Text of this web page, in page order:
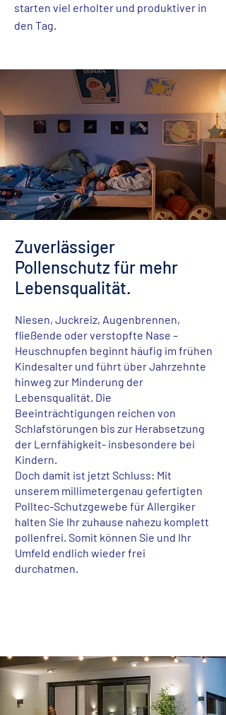
starten viel erholter und produktiver in
den Tag.
Zuverlässiger
Pollenschutz für mehr
Lebensqualität.
Niesen, Juckreiz, Augenbrennen,
fließende oder verstopfte Nase –
Heuschnupfen beginnt häufig im frühen
Kindesalter und führt über Jahrzehnte
hinweg zur Minderung der
Lebensqualität. Die
Beeinträchtigungen reichen von
Schlafstörungen bis zur Herabsetzung
der Lernfähigkeit- insbesondere bei
Kindern.
Doch damit ist jetzt Schluss: Mit
unserem millimetergenau gefertigten
Polltec-Schutzgewebe für Allergiker
halten Sie Ihr zuhause nahezu komplett
pollenfrei. Somit können Sie und Ihr
Umfeld endlich wieder frei
durchatmen.